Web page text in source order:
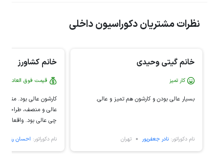
نظرات مشتریان دکوراسیون داخلی
خانم گیتی وحیدی
کار تمیز
بسیار عالی بودن و کارشون هم تمیز و عالی.
نام دکوراتور: نادر جعفرپور تهران
خانم کشاورز
قیمت فوق العاده
کارشون عالی بود.
عالی و منصف، طراحی
چی عالی بود. واقعا
کابینت مورد علاقمونو
معرفیشون میکنم.عالی
نام دکوراتور: احسان